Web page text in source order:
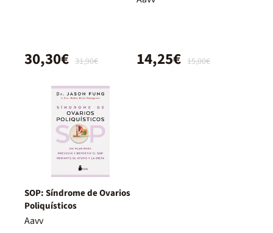
31,90€
30,30€ 15,00€
14,25€
SOP: Síndrome de Ovarios
Poliquísticos
Aavv